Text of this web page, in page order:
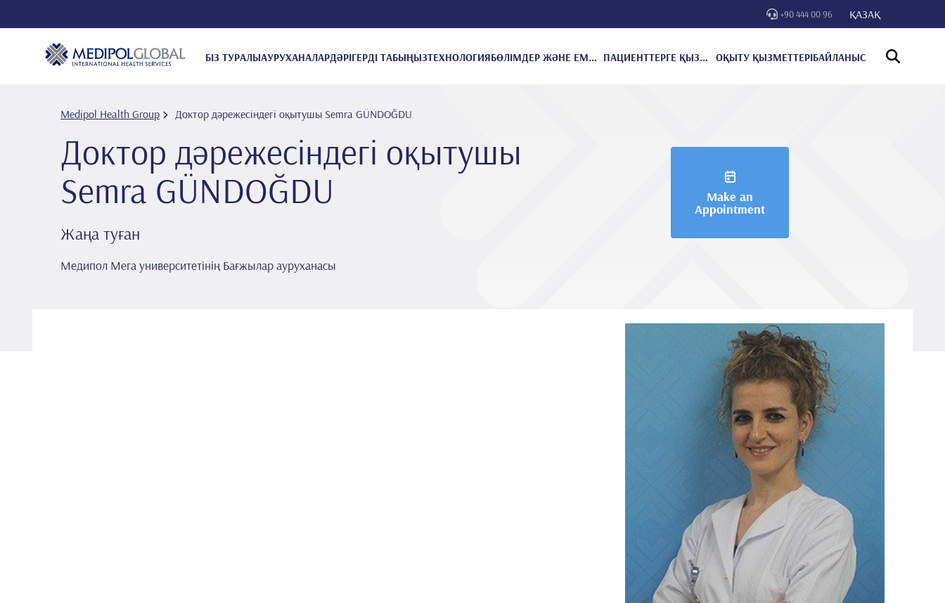
+90 444 00 96 ҚАЗАҚ
БІЗ ТУРАЛЫАУРУХАНАЛАРДӘРІГЕРДІ ТАБЫҢЫЗТЕХНОЛОГИЯ БӨЛІМДЕР ЖӘНЕ ЕМДЕУЛЕР ПАЦИЕНТТЕРГЕ ҚЫЗМЕТ КӨРСЕТУ ОҚЫТУ ҚЫЗМЕТТЕРІБАЙЛАНЫС
Medipol Health Group Доктор дәрежесіндегі оқытушы Semra GÜNDOĞDU
Доктор дәрежесіндегі оқытушы
Semra GÜNDOĞDU
Жаңа туған
Медипол Мега университетінің Бағжылар ауруханасы
Make an
Appointment